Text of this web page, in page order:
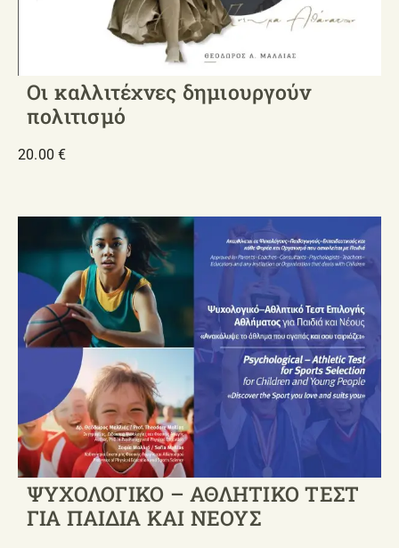
Οι καλλιτέχνες δημιουργούν
πολιτισμό
20.00€
ΨΥΧΟΛΟΓΙΚΟ – ΑΘΛΗΤΙΚΟ ΤΕΣΤ
ΓΙΑ ΠΑΙΔΙΑ ΚΑΙ ΝΕΟΥΣ